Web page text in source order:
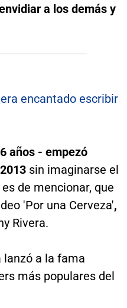
a los demás y
encantado escribir
años - empezó
sin imaginarse el
de mencionar, que
'Por una Cerveza',
Rivera.
lanzó a la fama
más populares del